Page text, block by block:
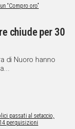
chiude per 30
di Nuoro hanno